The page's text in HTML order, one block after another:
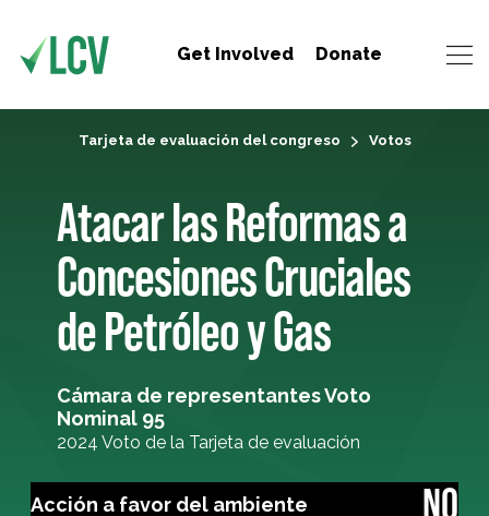
Get Involved Donate
Tarjeta de evaluación del congreso Votos
Atacar las Reformas a
Concesiones Cruciales
de Petróleo y Gas
Cámara de representantes Voto
Nominal 95
2024 Voto de la Tarjeta de evaluación
Acción a favor del ambiente NO